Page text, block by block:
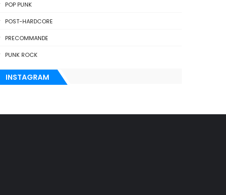
POP PUNK
POST-HARDCORE
PRECOMMANDE
PUNK ROCK
INSTAGRAM